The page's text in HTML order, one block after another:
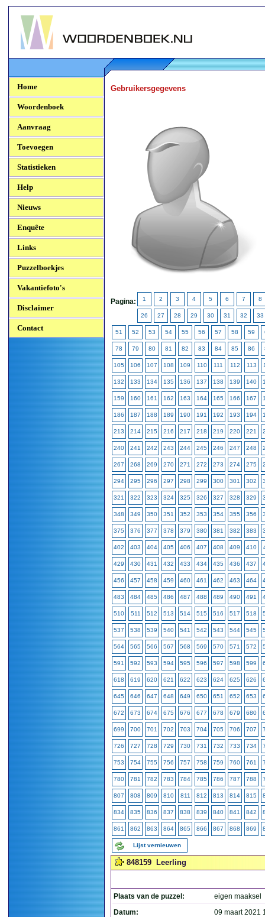
Woordenboek.NU
Home
Woordenboek
Aanvraag
Toevoegen
Statistieken
Help
Nieuws
Enquête
Links
Puzzelboekjes
Vakantiefoto's
Disclaimer
Contact
Gebruikersgegevens
Pagina: 1 2 3 4 5 6 7 8
26 27 28 29 30 31 32 33
51 52 53 54 55 56 57 58 59
78 79 80 81 82 83 84 85 86
105 106 107 108 109 110 111 112 113
132 133 134 135 136 137 138 139 140
159 160 161 162 163 164 165 166 167
186 187 188 189 190 191 192 193 194
213 214 215 216 217 218 219 220 221
240 241 242 243 244 245 246 247 248
267 268 269 270 271 272 273 274 275
294 295 296 297 298 299 300 301 302
321 322 323 324 325 326 327 328 329
348 349 350 351 352 353 354 355 356
375 376 377 378 379 380 381 382 383
402 403 404 405 406 407 408 409 410
429 430 431 432 433 434 435 436 437
456 457 458 459 460 461 462 463 464
483 484 485 486 487 488 489 490 491
510 511 512 513 514 515 516 517 518
537 538 539 540 541 542 543 544 545
564 565 566 567 568 569 570 571 572
591 592 593 594 595 596 597 598 599
618 619 620 621 622 623 624 625 626
645 646 647 648 649 650 651 652 653
672 673 674 675 676 677 678 679 680
699 700 701 702 703 704 705 706 707
726 727 728 729 730 731 732 733 734
753 754 755 756 757 758 759 760 761
780 781 782 783 784 785 786 787 788
807 808 809 810 811 812 813 814 815
834 835 836 837 838 839 840 841 842
861 862 863 864 865 866 867 868 869
Lijst vernieuwen
848159 Leerling
Plaats van de puzzel:
eigen maaksel
Datum:
09 maart 2021